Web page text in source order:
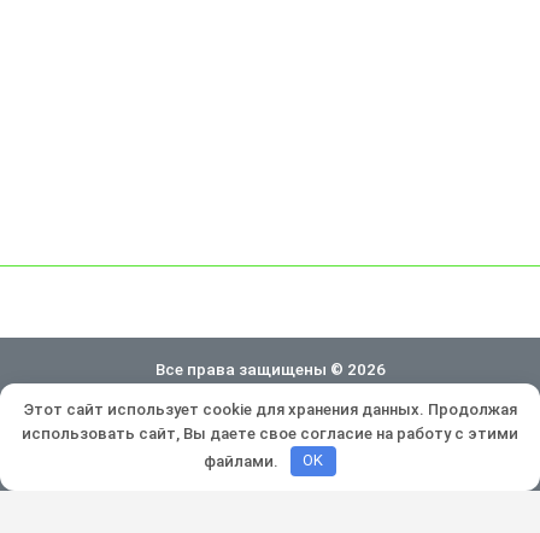
Все права защищены © 2026
Политика конфиденциальности
Разработка и продвижение:
Этот сайт использует cookie для хранения данных. Продолжая
использовать сайт, Вы даете свое согласие на работу с этими
файлами.
OK